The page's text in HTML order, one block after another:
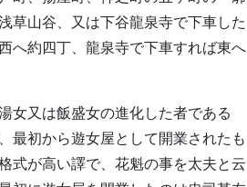
草山谷、又は下谷龍泉寺で下車した
へ約四丁、龍泉寺で下車すれば東へ
女又は飯盛女の進化した者である
最初から遊女屋として開業されたも
式が高い譯で、花魁の事を太夫と云